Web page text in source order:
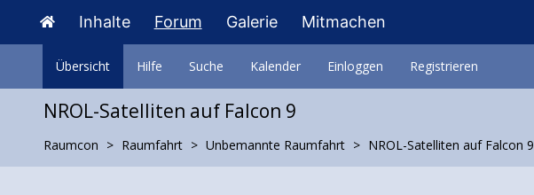
Inhalte Forum Galerie Mitmachen
Übersicht Hilfe Suche Kalender Einloggen Registrieren
NROL-Satelliten auf Falcon 9
Raumcon Raumfahrt Unbemannte Raumfahrt NROL-Satelliten auf Falcon 9